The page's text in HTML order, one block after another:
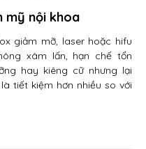
mỹ nội khoa
giảm mỡ, laser hoặc hifu
xâm lấn, hạn chế tổn
hay kiêng cữ nhưng lại
tiết kiệm hơn nhiều so với